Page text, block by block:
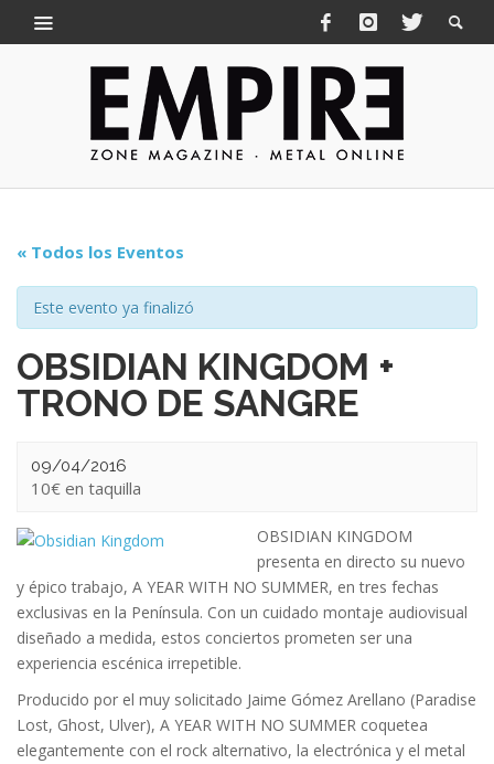
« Todos los Eventos
Este evento ya finalizó
OBSIDIAN KINGDOM +
TRONO DE SANGRE
09/04/2016
10€
OBSIDIAN KINGDOM
presenta en directo su nuevo
y épico trabajo, A YEAR WITH NO SUMMER, en tres fechas
exclusivas en la Península. Con un cuidado montaje audiovisual
diseñado a medida, estos conciertos prometen ser una
experiencia escénica irrepetible.
Producido por el muy solicitado Jaime Gómez Arellano (Paradise
Lost, Ghost, Ulver), A YEAR WITH NO SUMMER coquetea
elegantemente con el rock alternativo, la electrónica y el metal